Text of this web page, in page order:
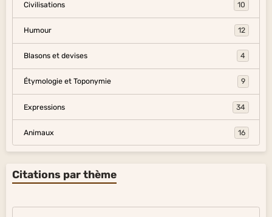
Civilisations 10
Humour 12
Blasons et devises 4
Étymologie et Toponymie 9
Expressions 34
Animaux 16
Citations par thème